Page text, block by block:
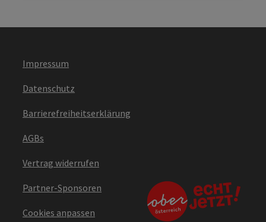
Impressum
Datenschutz
Barrierefreiheitserklärung
AGBs
Vertrag widerrufen
Partner-Sponsoren
Cookies anpassen